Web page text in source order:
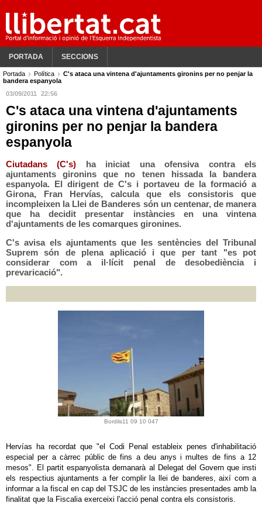
PORTADA SECCIONS
Portada Política
C's ataca una vintena d'ajuntaments gironins per no penjar la
bandera espanyola
03/09/2011
22:56
C's ataca una vintena d'ajuntaments
gironins per no penjar la bandera
espanyola
Ciutadans (C's) ha iniciat una ofensiva contra els
ajuntaments gironins que no tenen hissada la bandera
espanyola. El dirigent de C's i portaveu de la formació a
Girona, Fran Hervías, calcula que els consistoris que
incompleixen la Llei de Banderes són un centenar, de manera
que ha decidit presentar instàncies en una vintena
d'ajuntaments de les comarques gironines.
C's avisa els ajuntaments que les sentències del Tribunal
Suprem són de plena aplicació i que per tant "es pot
considerar com a il·lícit penal de desobediència i
prevaricació".
Bordils11 09 10 047
Hervías ha recordat que "el Codi Penal estableix penes d'inhabilitació
especial per a càrrec públic de fins a deu anys i multes de fins a 12
mesos". El partit espanyolista demanarà al Delegat del Govern que insti
els respectius ajuntaments a fer complir la llei de banderes, així com a
informar a la fiscal en cap del TSJC de les instàncies presentades amb la
finalitat que la Fiscalia exerceixi l'acció penal contra els consistoris.